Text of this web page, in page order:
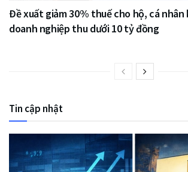
Đề xuất giảm 30% thuế cho hộ, cá nhân
doanh nghiệp thu dưới 10 tỷ đồng
Tin cập nhật